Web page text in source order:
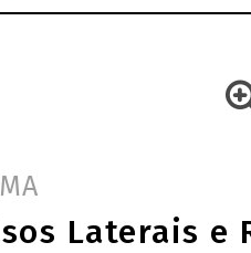
Laterais e